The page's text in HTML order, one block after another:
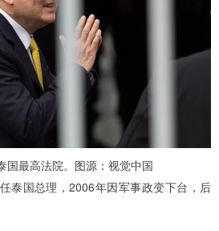
国最高法院。图源：视觉中国
泰国总理，2006年因军事政变下台，后